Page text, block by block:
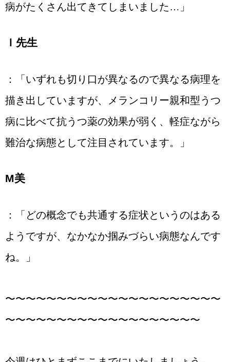
病がたくさん出てきてしまいました…」
Ｉ先生
：「いずれも切り口が異なるので異なる病理を
描き出していますが、メランコリー親和型うつ
病に比べて抗うつ薬の効果が弱く、軽症ながら
難治な病態として注目されています。」
М美
：「どの概念でも共通する症状というのはある
ようですが、なかなか掴みづらい病態なんです
ね。」
〜〜〜〜〜〜〜〜〜〜〜〜〜〜〜〜〜〜〜〜〜
〜〜〜〜〜〜〜〜〜〜〜〜〜〜〜〜〜〜〜